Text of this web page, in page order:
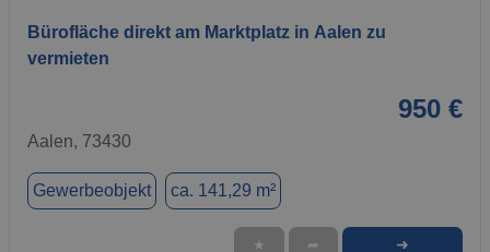
Bürofläche direkt am Marktplatz in Aalen zu
vermieten
950 €
Aalen, 73430
Gewerbeobjekt ca. 141,29 m²
★ ➦ ➜